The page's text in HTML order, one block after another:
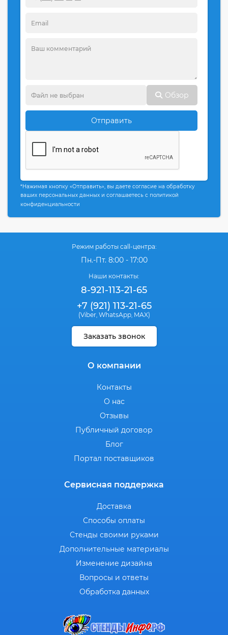
Обзор
Отправить
*Нажимая кнопку «Отправить», вы даете согласие на обработку
ваших персональных данных и соглашаетесь с политикой
конфиденциальности
Режим работы call-центра:
Пн.-Пт. 8:00 - 17:00
Наши контакты:
8-921-113-21-65
+7 (921) 113-21-65
(Viber, WhatsApp, MAX)
Заказать звонок
О компании
Контакты
О нас
Отзывы
Публичный договор
Блог
Портал поставщиков
Сервисная поддержка
Доставка
Способы оплаты
Стенды своими руками
Дополнительные материалы
Изменение дизайна
Вопросы и ответы
Обработка данных